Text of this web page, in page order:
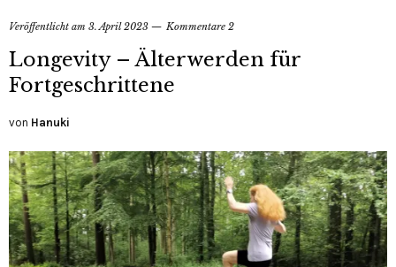
Veröffentlicht am 3. April 2023 Kommentare 2
Longevity – Älterwerden für
Fortgeschrittene
von Hanuki